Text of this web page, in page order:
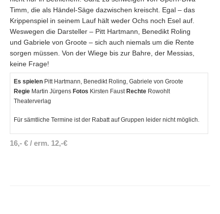
Timm, die als Händel-Säge dazwischen kreischt. Egal – das
Krippenspiel in seinem Lauf hält weder Ochs noch Esel auf.
Weswegen die Darsteller – Pitt Hartmann, Benedikt Roling
und Gabriele von Groote – sich auch niemals um die Rente
sorgen müssen. Von der Wiege bis zur Bahre, der Messias,
keine Frage!
Es spielen Pitt Hartmann, Benedikt Roling, Gabriele von Groote
Regie Martin Jürgens Fotos Kirsten Faust Rechte Rowohlt
Theaterverlag
Für sämtliche Termine ist der Rabatt auf Gruppen leider nicht möglich.
16,- € / erm. 12,-€